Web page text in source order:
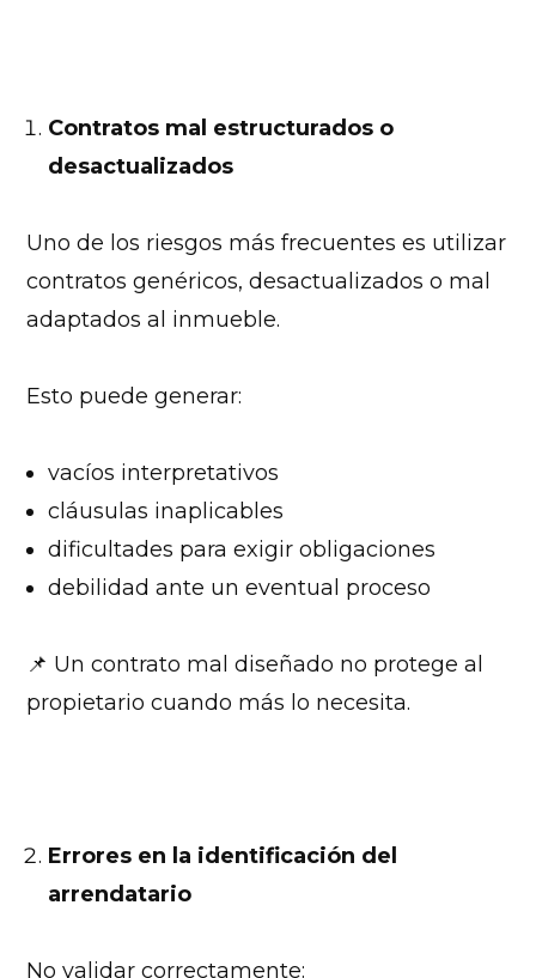
Contratos mal estructurados o
desactualizados
Uno de los riesgos más frecuentes es utilizar
contratos genéricos, desactualizados o mal
adaptados al inmueble.
Esto puede generar:
vacíos interpretativos
cláusulas inaplicables
dificultades para exigir obligaciones
debilidad ante un eventual proceso
📌 Un contrato mal diseñado no protege al
propietario cuando más lo necesita.
Errores en la identificación del
arrendatario
No validar correctamente: